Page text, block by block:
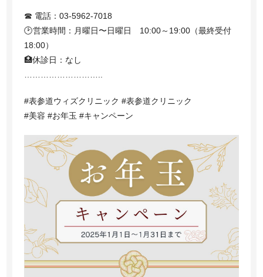
☎ 電話：03-5962-7018
🕑営業時間：月曜日〜日曜日 10:00～19:00（最終受付
18:00）
🏥休診日：なし
#表参道ウィズクリニック #表参道クリニック
#美容 #お年玉 #キャンペーン